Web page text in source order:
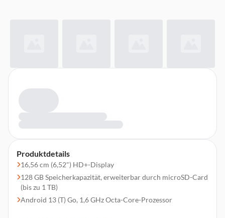
Produktdetails
16,56 cm (6,52") HD+-Display
128 GB Speicherkapazität, erweiterbar durch microSD-Card
(bis zu 1 TB)
Android 13 (T) Go, 1,6 GHz Octa-Core-Prozessor